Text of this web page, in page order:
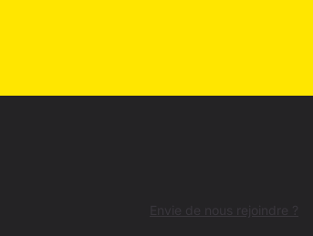
Envie de nous rejoindre ?